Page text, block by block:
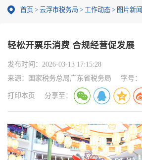
首页 > 云浮市税务局 > 工作动态 > 图片新闻
轻松开票乐消费 合规经营促发展
发布时间： 2026-03-13 17:15:28
来源：
国家税务总局广东省税务局 字号：
打印本页 分享至：